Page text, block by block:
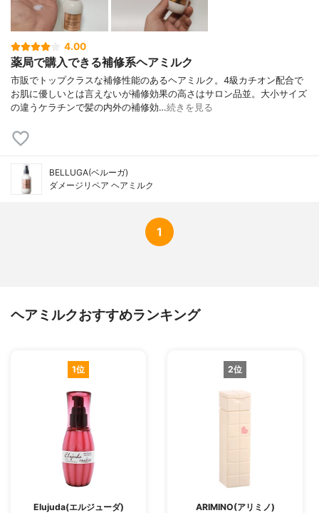
アルトリモニウムクロリド、ベヘントリモ
ニウムメトサルフェート、セテアリルアル
コール、ラウロイルグルタミン酸ジ(フィト
PG、クエン酸、フェノキシエタノール、香
料
4.00
薬局で購入できる補修系ヘアミルク
市販でトップクラスな補修性能のあるヘアミルク。4級カチオン配合で
お肌に優しいとは言えないが補修効果の高さはサロン品並。大小サイズ
の違うケラチンで髪の内外の補修効…続きを見る
BELLUGA(ベルーガ)
ダメージリペア ヘアミルク
1
ヘアミルクおすすめランキング
1位
Elujuda(エルジューダ)
2位
ARIMINO(アリミノ)